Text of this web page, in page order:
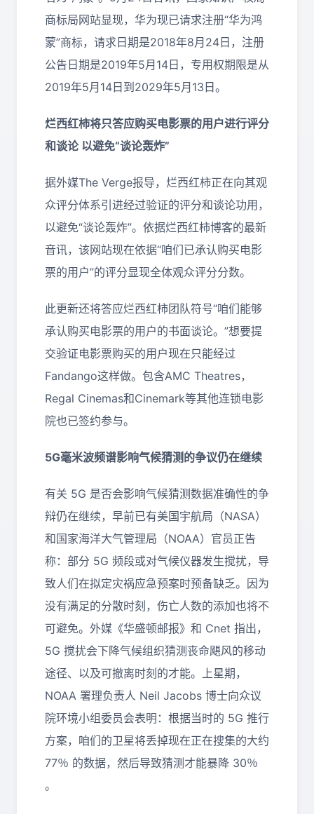
商标局网站显现，华为现已请求注册“华为鸿
蒙”商标，请求日期是2018年8月24日，注册
公告日期是2019年5月14日，专用权期限是从
2019年5月14日到2029年5月13日。
烂西红柿将只答应购买电影票的用户进行评分
和谈论 以避免“谈论轰炸”
据外媒The Verge报导，烂西红柿正在向其观
众评分体系引进经过验证的评分和谈论功用，
以避免“谈论轰炸”。依据烂西红柿博客的最新
音讯，该网站现在依据“咱们已承认购买电影
票的用户”的评分显现全体观众评分分数。
此更新还将答应烂西红柿团队符号“咱们能够
承认购买电影票的用户的书面谈论。”想要提
交验证电影票购买的用户现在只能经过
Fandango这样做。包含AMC Theatres，
Regal Cinemas和Cinemark等其他连锁电影
院也已签约参与。
5G毫米波频谱影响气候猜测的争议仍在继续
有关 5G 是否会影响气候猜测数据准确性的争
辩仍在继续，早前已有美国宇航局（NASA）
和国家海洋大气管理局（NOAA）官员正告
称：部分 5G 频段或对气候仪器发生搅扰，导
致人们在拟定灾祸应急预案时预备缺乏。因为
没有满足的分散时刻，伤亡人数的添加也将不
可避免。外媒《华盛顿邮报》和 Cnet 指出，
5G 搅扰会下降气候组织猜测丧命飓风的移动
途径、以及可撤离时刻的才能。上星期，
NOAA 署理负责人 Neil Jacobs 博士向众议
院环境小组委员会表明：根据当时的 5G 推行
方案，咱们的卫星将丢掉现在正在搜集的大约
77％ 的数据，然后导致猜测才能暴降 30％
。